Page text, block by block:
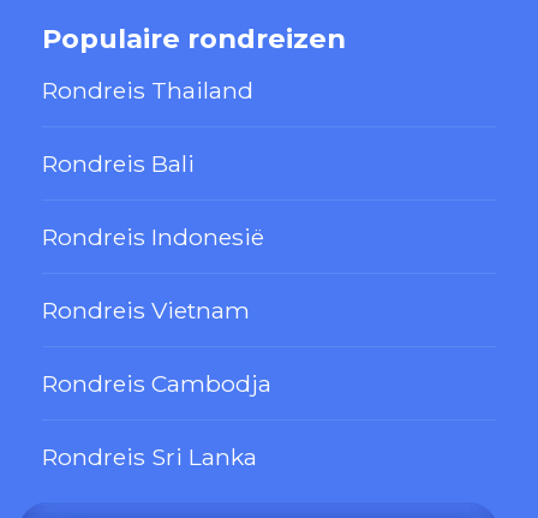
Populaire rondreizen
Rondreis Thailand
Rondreis Bali
Rondreis Indonesië
Rondreis Vietnam
Rondreis Cambodja
Rondreis Sri Lanka